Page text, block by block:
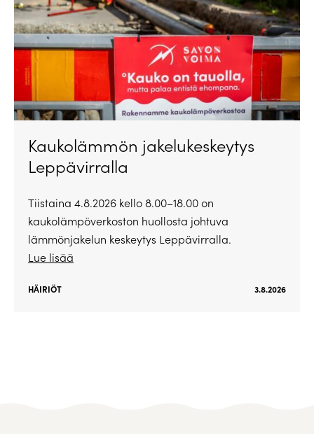
Kaukolämmön jakelukeskeytys
Leppävirralla
Tiistaina 4.8.2026 kello 8.00–18.00 on
kaukolämpöverkoston huollosta johtuva
lämmönjakelun keskeytys Leppävirralla.
Lue lisää
HÄIRIÖT 3.8.2026